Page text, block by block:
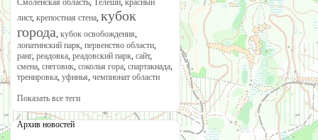
Смоленская область, Телеши, красный
лист, крепостная стена, кубок
города, кубок освобождения,
лопатинский парк, первенство области,
ранг, реадовка, реадовский парк, сайт,
смена, снеговик, соколья гора, спартакиада,
тренировка, уфинья, чемпионат области
Показать все теги
Архив новостей